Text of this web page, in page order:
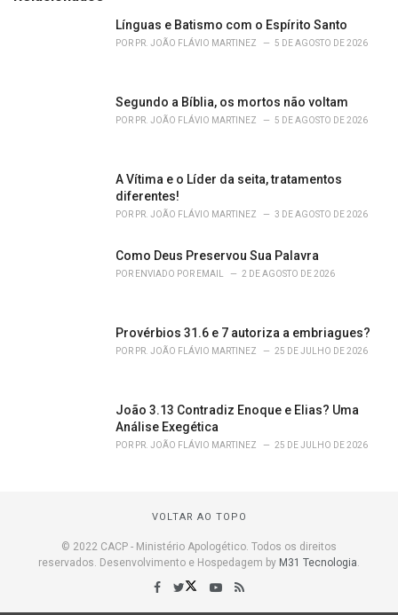
r
Línguas e Batismo com o Espírito Santo
POR PR. JOÃO FLÁVIO MARTINEZ 5 DE AGOSTO DE 2026
Segundo a Bíblia, os mortos não voltam
POR PR. JOÃO FLÁVIO MARTINEZ 5 DE AGOSTO DE 2026
A Vítima e o Líder da seita, tratamentos
diferentes!
POR PR. JOÃO FLÁVIO MARTINEZ 3 DE AGOSTO DE 2026
Como Deus Preservou Sua Palavra
POR ENVIADO POR EMAIL 2 DE AGOSTO DE 2026
Provérbios 31.6 e 7 autoriza a embriagues?
POR PR. JOÃO FLÁVIO MARTINEZ 25 DE JULHO DE 2026
João 3.13 Contradiz Enoque e Elias? Uma
Análise Exegética
POR PR. JOÃO FLÁVIO MARTINEZ 25 DE JULHO DE 2026
VOLTAR AO TOPO
© 2022 CACP - Ministério Apologético. Todos os direitos
reservados. Desenvolvimento e Hospedagem by M31 Tecnologia.